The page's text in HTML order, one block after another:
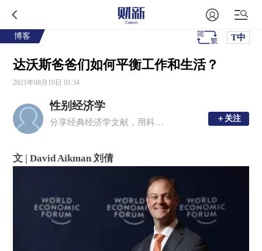
博客 T中
达沃斯爸爸们如何平衡工作和生活？
2021年08月10日 01:34
性别经济学
分享经典经济学文献，用科学和理性的态度来探讨性别问题。 ＋关注
＋关注
文 | David Aikman 刘倩